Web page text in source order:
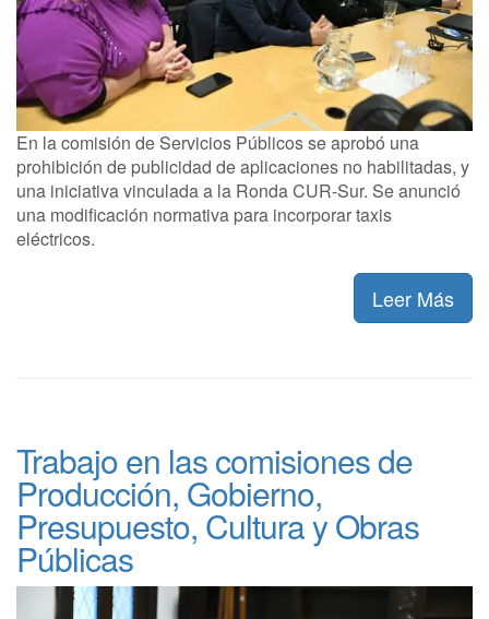
En la comisión de Servicios Públicos se aprobó una
prohibición de publicidad de aplicaciones no habilitadas, y
una iniciativa vinculada a la Ronda CUR-Sur. Se anunció
una modificación normativa para incorporar taxis
eléctricos.
Leer Más
Trabajo en las comisiones de
Producción, Gobierno,
Presupuesto, Cultura y Obras
Públicas